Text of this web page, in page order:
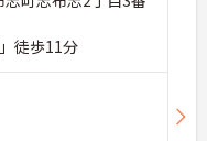
徒歩11分